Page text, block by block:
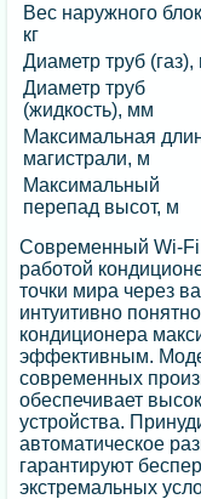
Вес наружного
кг
Диаметр труб
Диаметр труб
(жидкость), мм
Максимальная
магистрали, м
Максимальный
перепад высот, м
Современный Wi-Fi
работой
точки мира через
интуитивно
кондиционера
эффективным.
современных
обеспечивает
устройства.
автоматическое
гарантируют
экстремальных